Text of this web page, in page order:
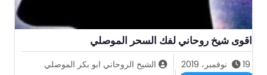
اقوى شيخ روحاني لفك السحر الموصلي
19 نوفمبر، 2019
الشيخ الروحاني ابو بكر الموصلي